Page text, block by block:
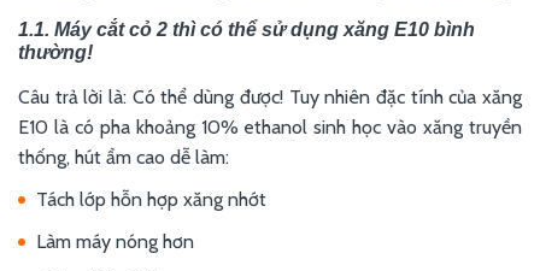
1.1. Máy cắt cỏ 2 thì có thể sử dụng xăng E10 bình
thường!
Câu trả lời là: Có thể dùng được! Tuy nhiên đặc tính của xăng
E10 là có pha khoảng 10% ethanol sinh học vào xăng truyền
thống, hút ẩm cao dễ làm:
Tách lớp hỗn hợp xăng nhớt
Làm máy nóng hơn